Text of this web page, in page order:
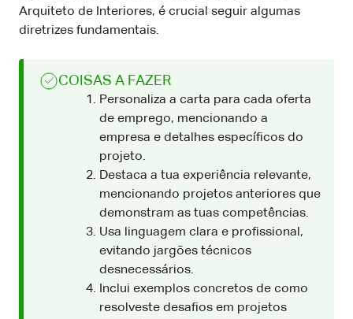
Arquiteto de Interiores, é crucial seguir algumas
diretrizes fundamentais.
COISAS A FAZER
Personaliza a carta para cada oferta
de emprego, mencionando a
empresa e detalhes específicos do
projeto.
Destaca a tua experiência relevante,
mencionando projetos anteriores que
demonstram as tuas competências.
Usa linguagem clara e profissional,
evitando jargões técnicos
desnecessários.
Inclui exemplos concretos de como
resolveste desafios em projetos